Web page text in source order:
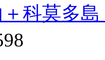
科莫多